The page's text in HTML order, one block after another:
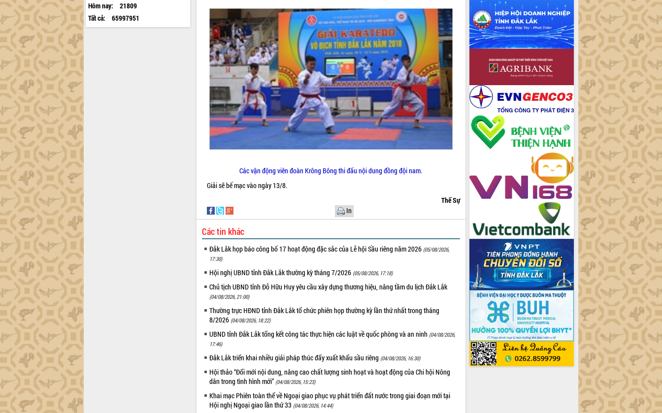
Hôm nay:
21809
Tất cả:
65997951
Các vận động viên đoàn Krông Bông thi đấu nội dung đồng đội nam.
Giải sẽ bế mạc vào ngày 13/8.
Thế Sự
In
Các tin khác
Đắk Lắk họp báo công bố 17 hoạt động đặc sắc của Lễ hội Sầu riêng năm 2026 (05/08/2026,
17:30)
Hội nghị UBND tỉnh Đắk Lắk thường kỳ tháng 7/2026 (05/08/2026, 17:18)
Chủ tịch UBND tỉnh Đỗ Hữu Huy yêu cầu xây dựng thương hiệu, nâng tầm du lịch Đắk Lắk
(04/08/2026, 21:00)
Thường trực HĐND tỉnh Đắk Lắk tổ chức phiên họp thường kỳ lần thứ nhất trong tháng
8/2026 (04/08/2026, 18:22)
UBND tỉnh Đắk Lắk tổng kết công tác thực hiện các luật về quốc phòng và an ninh (04/08/2026,
17:46)
Đắk Lắk triển khai nhiều giải pháp thúc đẩy xuất khẩu sầu riêng (04/08/2026, 16:30)
Hội thảo “Đổi mới nội dung, nâng cao chất lượng sinh hoạt và hoạt động của Chi hội Nông
dân trong tình hình mới” (04/08/2026, 15:23)
Khai mạc Phiên toàn thể về Ngoại giao phục vụ phát triển đất nước trong giai đoạn mới tại
Hội nghị Ngoại giao lần thứ 33 (04/08/2026, 14:44)